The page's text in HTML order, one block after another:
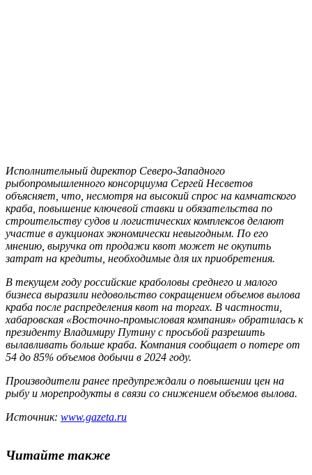
Исполнительный директор Северо-Западного
рыбопромышленного консорциума Сергей Несветов
объясняет, что, несмотря на высокий спрос на камчатского
краба, повышение ключевой ставки и обязательства по
строительству судов и логистических комплексов делают
участие в аукционах экономически невыгодным. По его
мнению, выручка от продажи квот может не окупить
затрат на кредиты, необходимые для их приобретения.
В текущем году российские краболовы среднего и малого
бизнеса выразили недовольство сокращением объемов вылова
краба после распределения квот на торгах. В частности,
хабаровская «Восточно-промысловая компания» обратилась к
президенту Владимиру Путину с просьбой разрешить
вылавливать больше краба. Компания сообщает о потере от
54 до 85% объемов добычи в 2024 году.
Производители ранее предупреждали о повышении цен на
рыбу и морепродукты в связи со снижением объемов вылова.
Источник: www.gazeta.ru
Читайте также